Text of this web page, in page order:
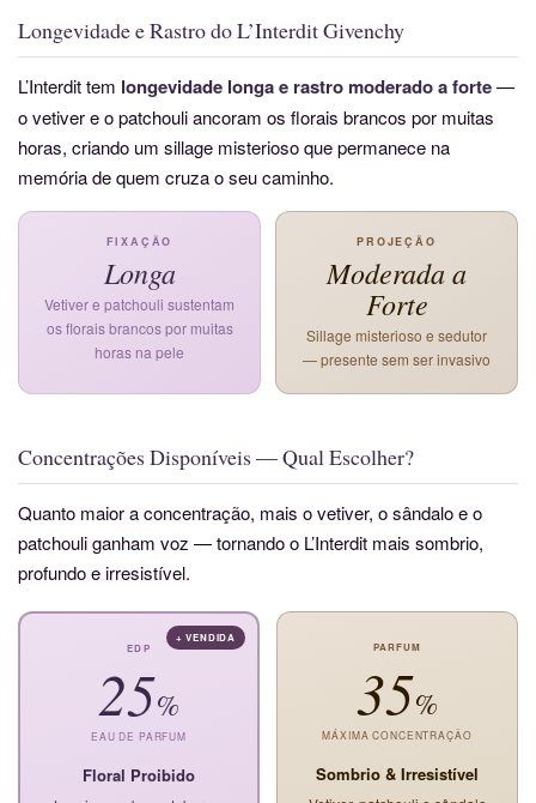
Longevidade e Rastro do L’Interdit Givenchy
L’Interdit tem longevidade longa e rastro moderado a forte—
o vetiver e o patchouli ancoram os florais brancos por muitas
horas, criando um sillage misterioso que permanece na
memória de quem cruza o seu caminho.
FIXAÇÃO
Longa
Vetiver e patchouli sustentam
os florais brancos por muitas
horas na pele
PROJEÇÃO
Moderada a
Forte
Sillage misterioso e sedutor
— presente sem ser invasivo
Concentrações Disponíveis — Qual Escolher?
Quanto maior a concentração, mais o vetiver, o sândalo e o
patchouli ganham voz — tornando o L’Interdit mais sombrio,
profundo e irresistível.
+ VENDIDA
EDP
25%
EAU DE PARFUM
Floral Proibido
PARFUM
35%
MÁXIMA CONCENTRAÇÃO
Sombrio & Irresistível